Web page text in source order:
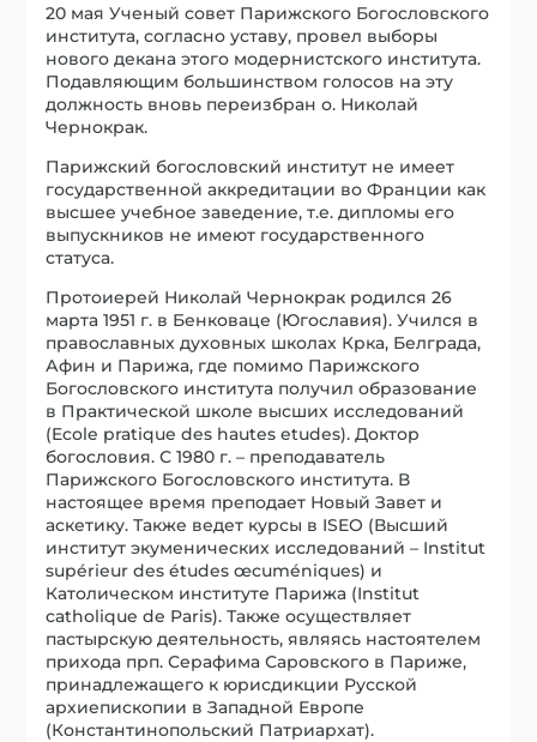
20 мая Ученый совет Парижского Богословского
института, согласно уставу, провел выборы
нового декана этого модернистского института.
Подавляющим большинством голосов на эту
должность вновь переизбран о. Николай
Чернокрак.
Парижский богословский институт не имеет
государственной аккредитации во Франции как
высшее учебное заведение, т.е. дипломы его
выпускников не имеют государственного
статуса.
Протоиерей Николай Чернокрак родился 26
марта 1951 г. в Бенковаце (Югославия). Учился в
православных духовных школах Крка, Белграда,
Афин и Парижа, где помимо Парижского
Богословского института получил образование
в Практической школе высших исследований
(Ecole pratique des hautes etudes). Доктор
богословия. С 1980 г. – преподаватель
Парижского Богословского института. В
настоящее время преподает Новый Завет и
аскетику. Также ведет курсы в ISEO (Высший
институт экуменических исследований – Institut
supérieur des études œcuméniques) и
Католическом институте Парижа (Institut
catholique de Paris). Также осуществляет
пастырскую деятельность, являясь настоятелем
прихода прп. Серафима Саровского в Париже,
принадлежащего к юрисдикции Русской
архиепископии в Западной Европе
(Константинопольский Патриархат).